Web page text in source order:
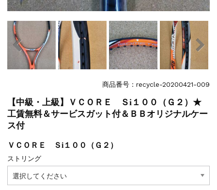
商品番号：recycle-20200421-009
【中級・上級】ＶＣＯＲＥ Ｓi１００（Ｇ２）★
工賃無料＆サービスガット付＆ＢＢオリジナルケー
ス付
ＶＣＯＲＥ Ｓi１００（Ｇ２）
ストリング